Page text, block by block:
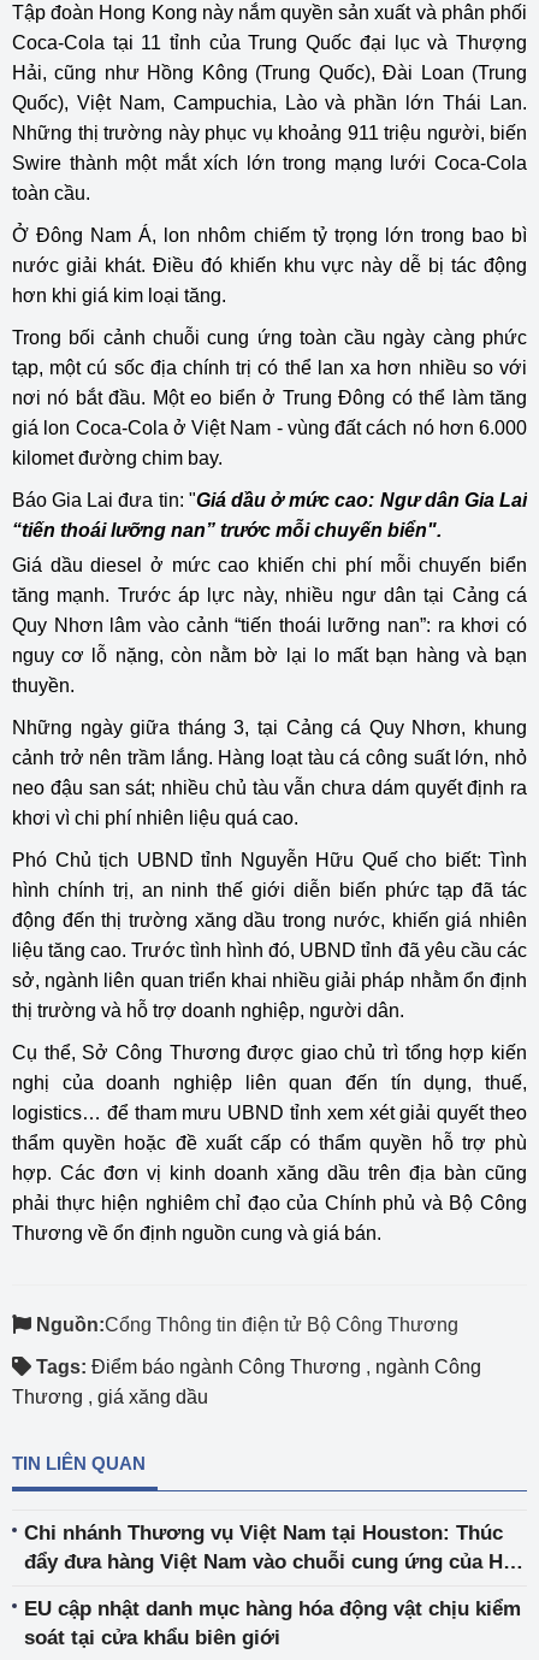
Tập đoàn Hong Kong này nắm quyền sản xuất và phân phối
Coca-Cola tại 11 tỉnh của Trung Quốc đại lục và Thượng
Hải, cũng như Hồng Kông (Trung Quốc), Đài Loan (Trung
Quốc), Việt Nam, Campuchia, Lào và phần lớn Thái Lan.
Những thị trường này phục vụ khoảng 911 triệu người, biến
Swire thành một mắt xích lớn trong mạng lưới Coca-Cola
toàn cầu.
Ở Đông Nam Á, lon nhôm chiếm tỷ trọng lớn trong bao bì
nước giải khát. Điều đó khiến khu vực này dễ bị tác động
hơn khi giá kim loại tăng.
Trong bối cảnh chuỗi cung ứng toàn cầu ngày càng phức
tạp, một cú sốc địa chính trị có thể lan xa hơn nhiều so với
nơi nó bắt đầu. Một eo biển ở Trung Đông có thể làm tăng
giá lon Coca-Cola ở Việt Nam - vùng đất cách nó hơn 6.000
kilomet đường chim bay.
Báo Gia Lai đưa tin: "Giá dầu ở mức cao: Ngư dân Gia Lai
“tiến thoái lưỡng nan” trước mỗi chuyến biển".
Giá dầu diesel ở mức cao khiến chi phí mỗi chuyến biển
tăng mạnh. Trước áp lực này, nhiều ngư dân tại Cảng cá
Quy Nhơn lâm vào cảnh “tiến thoái lưỡng nan”: ra khơi có
nguy cơ lỗ nặng, còn nằm bờ lại lo mất bạn hàng và bạn
thuyền.
Những ngày giữa tháng 3, tại Cảng cá Quy Nhơn, khung
cảnh trở nên trầm lắng. Hàng loạt tàu cá công suất lớn, nhỏ
neo đậu san sát; nhiều chủ tàu vẫn chưa dám quyết định ra
khơi vì chi phí nhiên liệu quá cao.
Phó Chủ tịch UBND tỉnh Nguyễn Hữu Quế cho biết: Tình
hình chính trị, an ninh thế giới diễn biến phức tạp đã tác
động đến thị trường xăng dầu trong nước, khiến giá nhiên
liệu tăng cao. Trước tình hình đó, UBND tỉnh đã yêu cầu các
sở, ngành liên quan triển khai nhiều giải pháp nhằm ổn định
thị trường và hỗ trợ doanh nghiệp, người dân.
Cụ thể, Sở Công Thương được giao chủ trì tổng hợp kiến
nghị của doanh nghiệp liên quan đến tín dụng, thuế,
logistics… để tham mưu UBND tỉnh xem xét giải quyết theo
thẩm quyền hoặc đề xuất cấp có thẩm quyền hỗ trợ phù
hợp. Các đơn vị kinh doanh xăng dầu trên địa bàn cũng
phải thực hiện nghiêm chỉ đạo của Chính phủ và Bộ Công
Thương về ổn định nguồn cung và giá bán.
Nguồn:Cổng Thông tin điện tử Bộ Công Thương
Tags: Điểm báo ngành Công Thương , ngành Công
Thương , giá xăng dầu
TIN LIÊN QUAN
Chi nhánh Thương vụ Việt Nam tại Houston: Thúc
đẩy đưa hàng Việt Nam vào chuỗi cung ứng của Hoa
EU cập nhật danh mục hàng hóa động vật chịu kiểm
soát tại cửa khẩu biên giới